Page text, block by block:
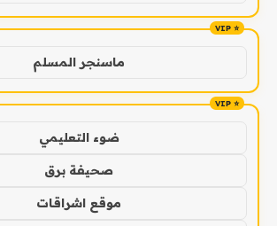
ماسنجر المسلم
ضوء التعليمي
صحيفة برق
موقع اشراقات